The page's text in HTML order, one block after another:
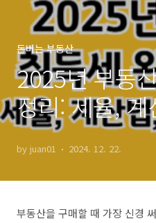
돈버는 부동산
2025년 부동
정리: 세율,
지
by juan01 2024. 12. 22.
부동산을 구매할 때 가장 신경